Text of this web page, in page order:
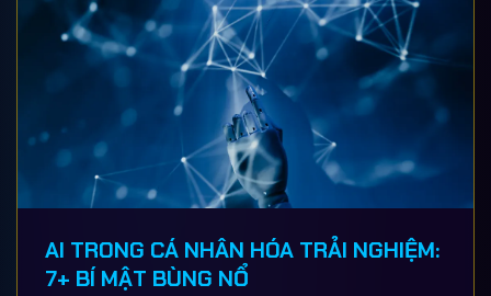
AI TRONG CÁ NHÂN HÓA TRẢI NGHIỆM:
7+ BÍ MẬT BÙNG NỔ